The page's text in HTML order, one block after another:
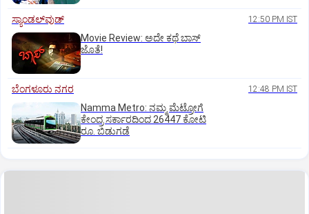
ಸ್ಯಾಂಡಲ್‌ವುಡ್‌ 12:50 PM IST
Movie Review: ಅದೇ ಕಥೆ ಬಾಸ್‌
ಜೊತೆ!
ಬೆಂಗಳೂರು ನಗರ 12:48 PM IST
Namma Metro: ನಮ್ಮ ಮೆಟ್ರೋಗೆ
ಕೇಂದ್ರ ಸರ್ಕಾರದಿಂದ 26447 ಕೋಟಿ
ರೂ. ಬಿಡುಗಡೆ